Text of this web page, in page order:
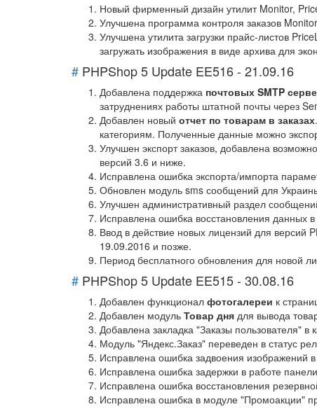
Новый фирменный дизайн утилит Monitor,
Улучшена программа контроля заказов
Улучшена утилита загрузки прайс-листов
загружать изображения в виде архива для
# PHPShop 5 Update EE516 - 21.09.16
Добавлена поддержка почтовых SMTP
затруднениях работы штатной почты через
Добавлен новый отчет по товарам в заказах
категориям. Полученные данные можно
Улучшен экспорт заказов, добавлена
версий 3.6 и ниже.
Исправлена ошибка экспорта/импорта
Обновлен модуль sms сообщений для
Улучшен административный раздел
Исправлена ошибка восстановления данных
Ввод в действие новых лицензий для версий
19.09.2016 и позже.
Период бесплатного обновления для новой
# PHPShop 5 Update EE515 - 30.08.16
Добавлен функционал фотогалереи к
Добавлен модуль Товар дня для вывода
Добавлена закладка "Заказы пользователя" в
Модуль "Яндекс.Заказ" переведен в статус
Исправлена ошибка задвоения изображений в
Исправлена ошибка задержки в работе
Исправлена ошибка восстановления
Исправлена ошибка в модуле "Промоакции"